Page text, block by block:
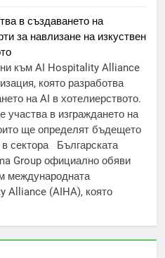
в създаването на
за навлизане на изкуствен
към AI Hospitality Alliance
която разработва
на AI в хотелиерството.
участва в изграждането на
ще определят бъдещето
в сектора Българската
Group официално обяви
международната
Alliance (AIHA), която